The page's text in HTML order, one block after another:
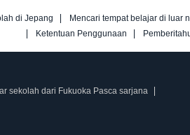
di Jepang Mencari tempat belajar di luar
Ketentuan Penggunaan
sekolah dari Fukuoka Pasca sarjana